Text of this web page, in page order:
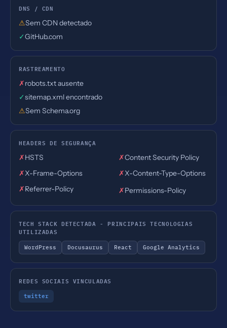
DNS / CDN
⚠Sem CDN detectado
✓GitHub.com
RASTREAMENTO
✗robots.txt ausente
✓sitemap.xml encontrado
⚠Sem Schema.org
HEADERS DE SEGURANÇA
✗HSTS ✗Content Security Policy
✗X-Frame-Options ✗X-Content-Type-Options
✗Referrer-Policy ✗Permissions-Policy
TECH STACK DETECTADA - PRINCIPAIS TECNOLOGIAS
UTILIZADAS
WordPress Docusaurus React Google Analytics
REDES SOCIAIS VINCULADAS
twitter